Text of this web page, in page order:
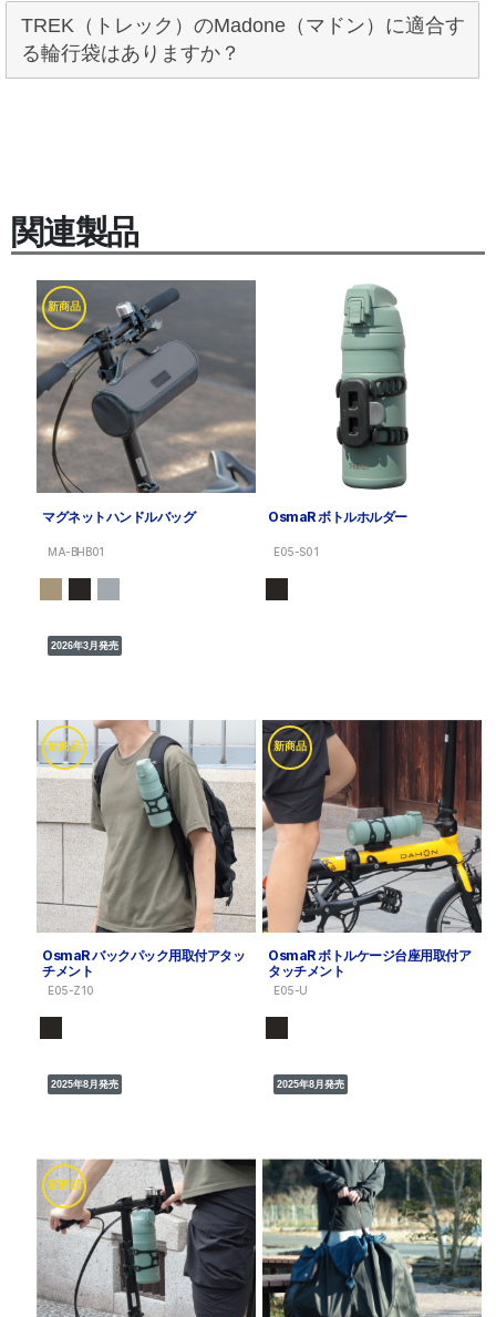
TREK（トレック）のMadone（マドン）に適合す
る輪行袋はありますか？
関連製品
新商品
マグネットハンドルバッグ
MA-BHB01
2026年3月発売
OsmaR ボトルホルダー
E05-S01
新商品
OsmaR バックパック用取付アタッ
チメント
E05-Z10
2025年8月発売
新商品
OsmaR ボトルケージ台座用取付ア
タッチメント
E05-U
2025年8月発売
新商品